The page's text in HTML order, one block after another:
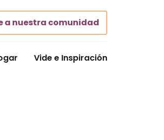
a nuestra comunidad
Vide e Inspiración